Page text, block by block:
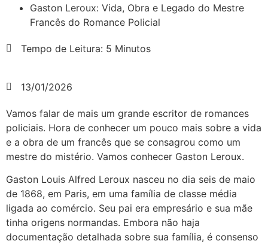
Gaston Leroux: Vida, Obra e Legado do Mestre
Francês do Romance Policial
Tempo de Leitura: 5 Minutos
13/01/2026
Vamos falar de mais um grande escritor de romances
policiais. Hora de conhecer um pouco mais sobre a vida
e a obra de um francês que se consagrou como um
mestre do mistério. Vamos conhecer Gaston Leroux.
Gaston Louis Alfred Leroux nasceu no dia seis de maio
de 1868, em Paris, em uma família de classe média
ligada ao comércio. Seu pai era empresário e sua mãe
tinha origens normandas. Embora não haja
documentação detalhada sobre sua família, é consenso